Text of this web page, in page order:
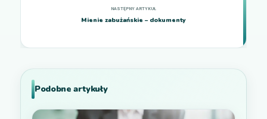
Mienie zabużańskie – dokumenty
Podobne artykuły